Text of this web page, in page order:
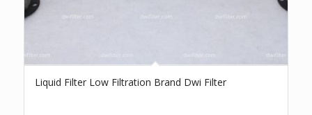
Liquid Filter Low Filtration Brand Dwi Filter